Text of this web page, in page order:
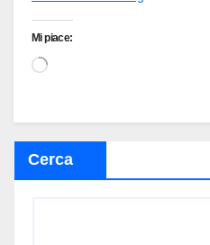
Mi piace:
Caricamento
corso…
Cerca